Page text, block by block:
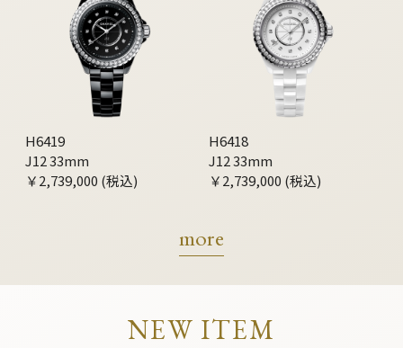
H6419
J12 33mm
￥2,739,000 (税込)
H6418
J12 33mm
￥2,739,000 (税込)
more
NEW ITEM